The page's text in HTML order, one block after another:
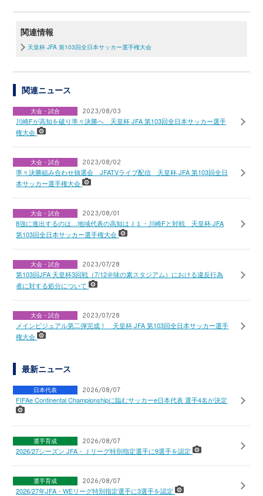
関連情報
天皇杯 JFA 第103回全日本サッカー選手権大会
関連ニュース
大会・試合 2023/08/03
川崎Fが高知を破り準々決勝へ 天皇杯 JFA 第103回全日本サッカー選手
権大会
大会・試合 2023/08/02
準々決勝組み合わせ抽選会 JFATVライブ配信 天皇杯 JFA 第103回全日
本サッカー選手権大会
大会・試合 2023/08/01
8強に進出するのは…地域代表の高知はＪ１・川崎Fと対戦 天皇杯 JFA
第103回全日本サッカー選手権大会
大会・試合 2023/07/28
第103回JFA 天皇杯3回戦（7/12＠味の素スタジアム）における違反行為
者に対する処分について
大会・試合 2023/07/28
メインビジュアル第二弾完成！ 天皇杯 JFA 第103回全日本サッカー選手
権大会
最新ニュース
日本代表 2026/08/07
FIFAe Continental Championshipに臨むサッカーe日本代表 選手4名が決定
選手育成 2026/08/07
2026/27シーズン JFA・Ｊリーグ特別指定選手に9選手を認定
選手育成 2026/08/07
2026/27年JFA・WEリーグ特別指定選手に3選手を認定